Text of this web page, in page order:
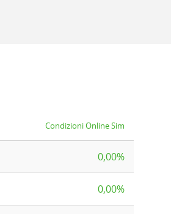
Condizioni Online Sim
0,00%
0,00%